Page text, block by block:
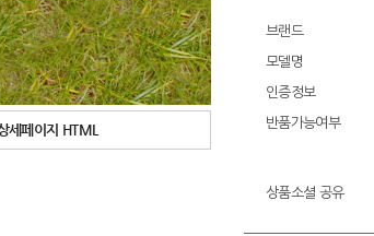
세페이지 HTML
브랜드
모델명
인증정보
반품가능여부
상품소셜 공유